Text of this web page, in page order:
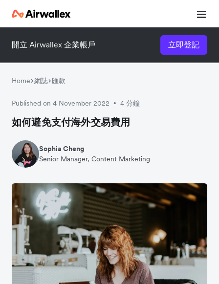
開立 Airwallex 企業帳戶 立即登記
Home 網誌 匯款
Published on 4 November 2022 • 4 分鐘
如何避免支付海外交易費用
Sophia Cheng
Senior Manager, Content Marketing
立即觀看 3 分鐘體驗短片
請填寫資料以觀體驗短片：